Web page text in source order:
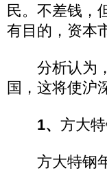
民。不差钱，
有目的，资本
分析认为，
国，这将使沪
1、 方大
方大特钢年